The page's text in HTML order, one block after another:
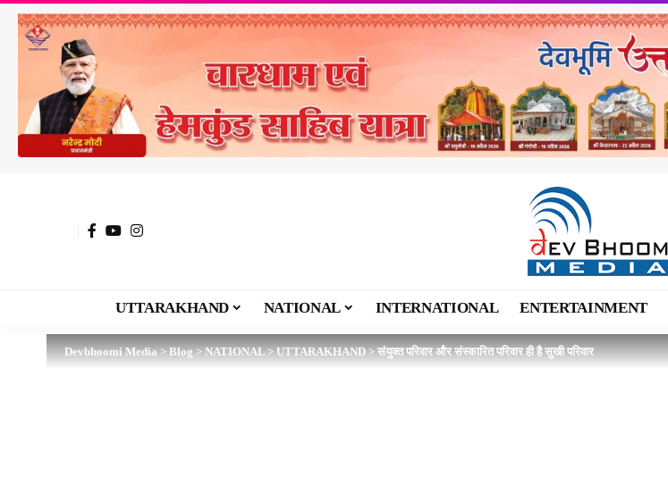
UTTARAKHAND NATIONAL INTERNATIONAL ENTERTAINMENT
Devbhoomi Media>Blog>NATIONAL>UTTARAKHAND>संयुक्त परिवार और संस्कारित परिवार ही है सुखी परिवार